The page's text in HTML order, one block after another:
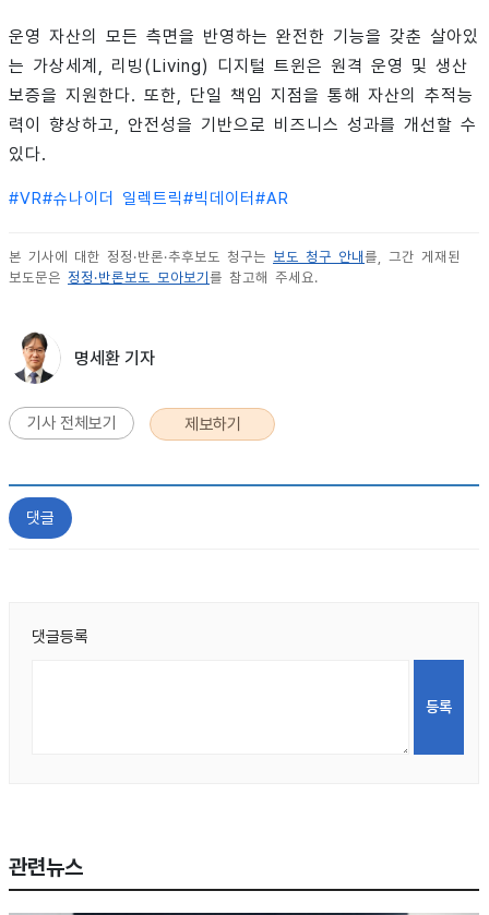
운영 자산의 모든 측면을 반영하는 완전한 기능을 갖춘 살아있
는 가상세계, 리빙(Living) 디지털 트윈은 원격 운영 및 생산
보증을 지원한다. 또한, 단일 책임 지점을 통해 자산의 추적능
력이 향상하고, 안전성을 기반으로 비즈니스 성과를 개선할 수
있다.
#VR#슈나이더 일렉트릭#빅데이터 #AR
본 기사에 대한 정정·반론·추후보도 청구는 보도 청구 안내 를, 그간 게재된
보도문은 정정·반론보도 모아보기 를 참고해 주세요.
명세환 기자
기사 전체보기 제보하기
댓글
댓글등록
관련뉴스